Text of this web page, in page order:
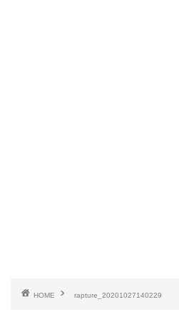
HOME rapture_20201027140229